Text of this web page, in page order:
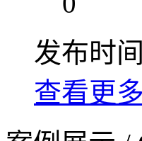
发布时
查看更